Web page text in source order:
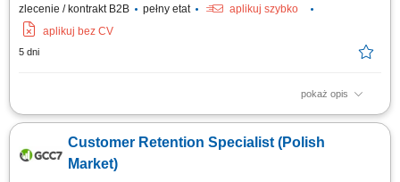
zlecenie / kontrakt B2B pełny etat
aplikuj szybko
aplikuj bez CV
5 dni
pokaż opis
JEŚLI: jesteś osobą komunikatywną i dobrze zorganizowaną; sprawnie
kultura osobista, optymizm, uśmiech; nie boisz się pracy i wyzwań; jesteś
przedsiębiorczy, wykazujesz inicjatywę; dodatkowym atutem będzie...
Customer Retention Specialist (Polish
Market)